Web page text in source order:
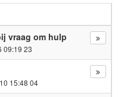
vraag om hulp
09:19 23
15:48 04